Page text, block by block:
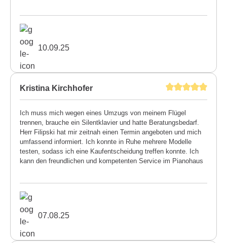
10.09.25
Kristina Kirchhofer
Ich muss mich wegen eines Umzugs von meinem Flügel
trennen, brauche ein Silentklavier und hatte Beratungsbedarf.
Herr Filipski hat mir zeitnah einen Termin angeboten und mich
umfassend informiert. Ich konnte in Ruhe mehrere Modelle
testen, sodass ich eine Kaufentscheidung treffen konnte. Ich
kann den freundlichen und kompetenten Service im Pianohaus
07.08.25